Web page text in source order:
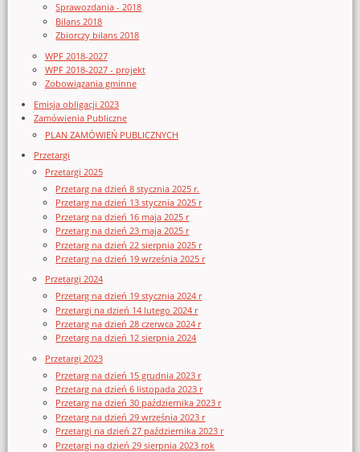
Sprawozdania - 2018
Bilans 2018
Zbiorczy bilans 2018
WPF 2018-2027
WPF 2018-2027 - projekt
Zobowiązania gminne
Emisja obligacji 2023
Zamówienia Publiczne
PLAN ZAMÓWIEŃ PUBLICZNYCH
Przetargi
Przetargi 2025
Przetarg na dzień 8 stycznia 2025 r.
Przetarg na dzień 13 stycznia 2025 r
Przetarg na dzień 16 maja 2025 r
Przetarg na dzień 23 maja 2025 r
Przetarg na dzień 22 sierpnia 2025 r
Przetarg na dzień 19 września 2025 r
Przetargi 2024
Przetarg na dzień 19 stycznia 2024 r
Przetargi na dzień 14 lutego 2024 r
Przetarg na dzień 28 czerwca 2024 r
Przetarg na dzień 12 sierpnia 2024
Przetargi 2023
Przetarg na dzień 15 grudnia 2023 r
Przetarg na dzień 6 listopada 2023 r
Przetarg na dzień 30 października 2023 r
Przetarg na dzień 29 września 2023 r
Przetargi na dzień 27 października 2023 r
Przetargi na dzień 29 sierpnia 2023 rok